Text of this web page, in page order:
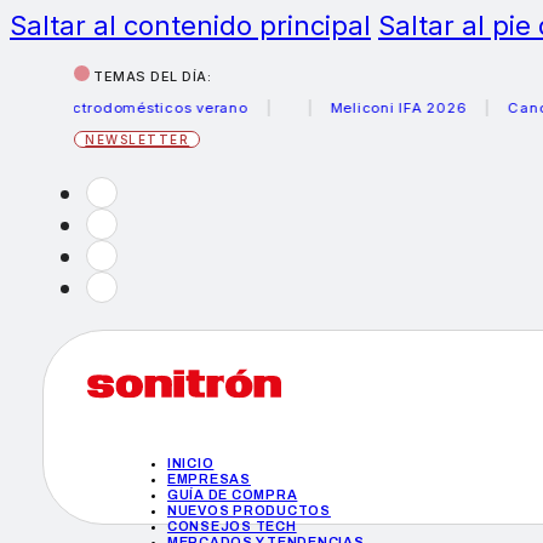
Saltar al contenido principal Saltar al pie
TEMAS DEL DÍA:
verano
Meliconi IFA 2026 Canon
NEWSLETTER
INICIO
EMPRESAS
GUÍA DE COMPRA
NUEVOS PRODUCTOS
CONSEJOS TECH